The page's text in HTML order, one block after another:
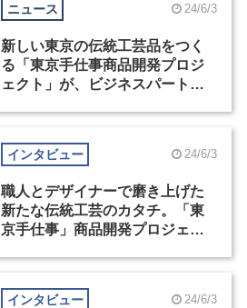
ニュース 24/6/3
新しい東京の伝統工芸品をつく
る「東京手仕事商品開発プロジ
ェクト」が、ビジネスパートナ
インタビュー 24/6/3
職人とデザイナーで磨き上げた
新たな伝統工芸のカタチ。「東
京手仕事」商品開発プロジェク
インタビュー 24/6/3